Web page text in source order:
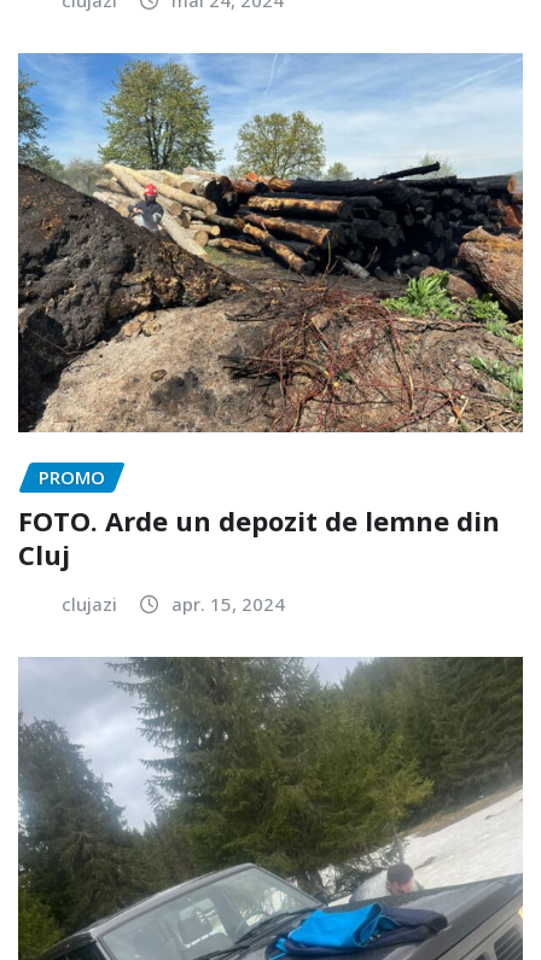
PROMO
FOTO. Arde un depozit de lemne din
Cluj
clujazi apr. 15, 2024